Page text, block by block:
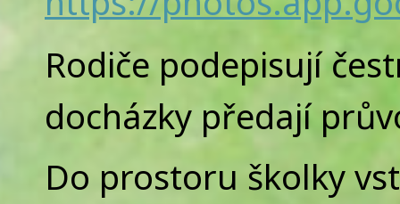
Rodiče podepisují
docházky předají
Do prostoru školky